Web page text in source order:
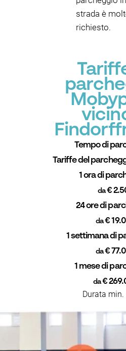
strada è
richiesto.
Tempo di
Tariffe del
1 ora di
da€
24 ore di
da€
1 settimana di
da€
1 mese di
da€
Durata min.